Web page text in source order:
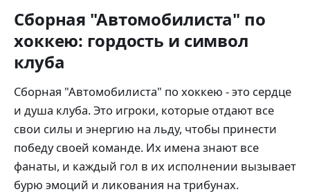
Сборная "Автомобилиста" по
хоккею: гордость и символ
клуба
Сборная "Автомобилиста" по хоккею - это сердце
и душа клуба. Это игроки, которые отдают все
свои силы и энергию на льду, чтобы принести
победу своей команде. Их имена знают все
фанаты, и каждый гол в их исполнении вызывает
бурю эмоций и ликования на трибунах.